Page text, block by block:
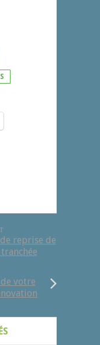
reprise de
votre